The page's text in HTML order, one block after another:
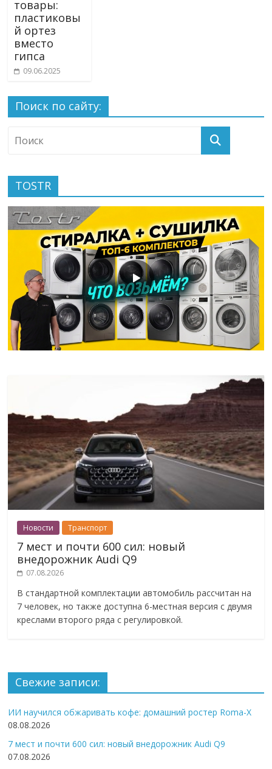
товары:
пластиковы
й ортез
вместо
гипса
09.06.2025
Поиск по сайту:
TOSTR
Новости Транспорт
7 мест и почти 600 сил: новый
внедорожник Audi Q9
07.08.2026
В стандартной комплектации автомобиль рассчитан на
7 человек, но также доступна 6-местная версия с двумя
креслами второго ряда с регулировкой.
Свежие записи:
ИИ научился обжаривать кофе: домашний ростер Roma-X
08.08.2026
7 мест и почти 600 сил: новый внедорожник Audi Q9
07.08.2026